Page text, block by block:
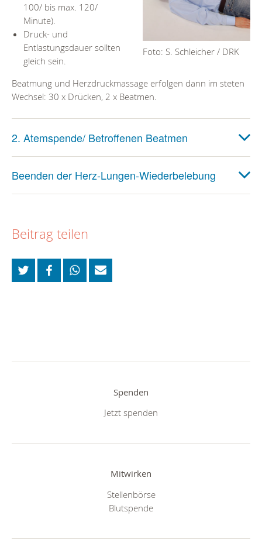
Foto: S. Schleicher / DRK
100/ bis max. 120/
Minute).
Druck- und
Entlastungsdauer sollten
gleich sein.
Beatmung und Herzdruckmassage erfolgen dann im steten
Wechsel: 30 x Drücken, 2 x Beatmen.
2. Atemspende/ Betroffenen Beatmen
Beenden der Herz-Lungen-Wiederbelebung
Beitrag teilen
Spenden
Jetzt spenden
Mitwirken
Stellenbörse
Blutspende